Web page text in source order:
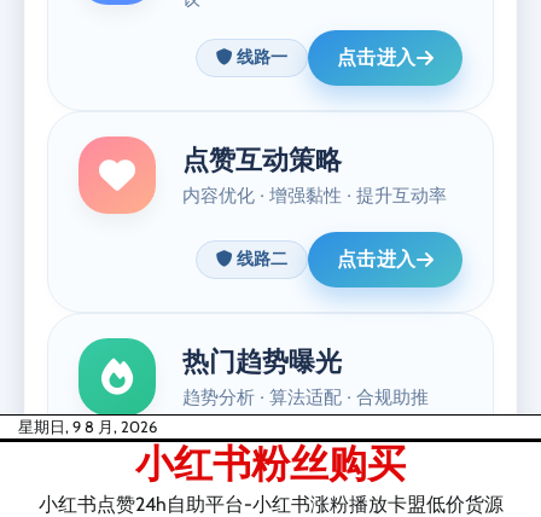
Skip星期日, 9 8 月, 2026
小红书粉丝购买
小红书点赞24h自助平台-小红书涨粉播放卡盟低价货源